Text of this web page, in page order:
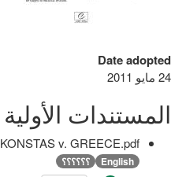
Date adopted
24 مايو 2011
المستندات الأولية
KONSTAS v. GREECE.pdf
English ؟؟؟؟؟؟